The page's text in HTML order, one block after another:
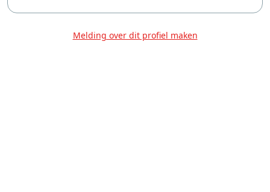
Melding over dit profiel maken